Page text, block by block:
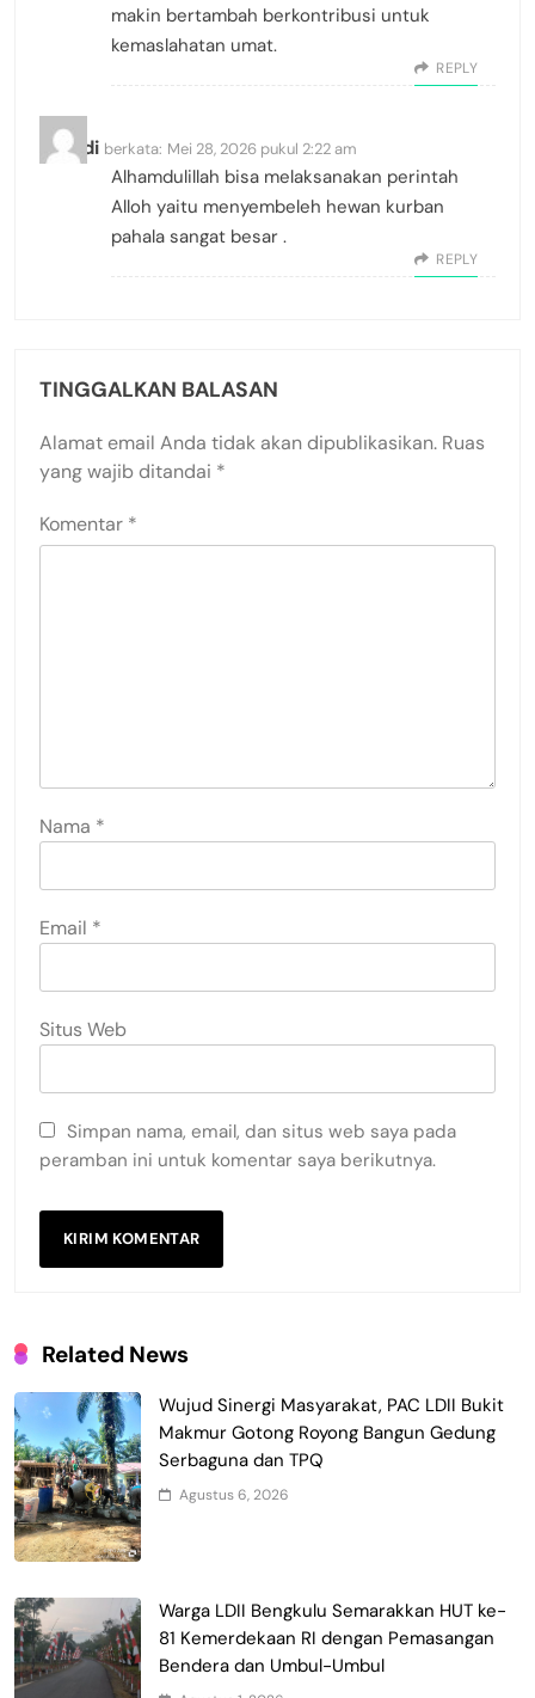
makin bertambah berkontribusi untuk
kemaslahatan umat.
REPLY
Suradi berkata: Mei 28, 2026 pukul 2:22 am
Alhamdulillah bisa melaksanakan perintah
Alloh yaitu menyembeleh hewan kurban
pahala sangat besar .
REPLY
TINGGALKAN BALASAN
Alamat email Anda tidak akan dipublikasikan. Ruas
yang wajib ditandai *
Komentar *
Nama *
Email *
Situs Web
Simpan nama, email, dan situs web saya pada
peramban ini untuk komentar saya berikutnya.
Related News
Wujud Sinergi Masyarakat, PAC LDII Bukit
Makmur Gotong Royong Bangun Gedung
Serbaguna dan TPQ
Agustus 6, 2026
Warga LDII Bengkulu Semarakkan HUT ke-
81 Kemerdekaan RI dengan Pemasangan
Bendera dan Umbul-Umbul